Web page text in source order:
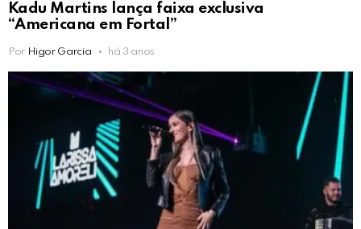
Kadu Martins lança faixa exclusiva
“Americana em Fortal”
Por Higor Garcia há 3 anos